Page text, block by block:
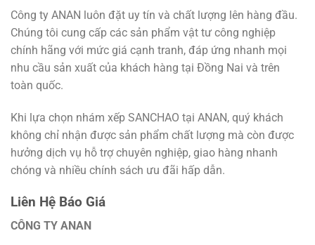
Công ty ANAN luôn đặt uy tín và chất lượng lên hàng đầu.
Chúng tôi cung cấp các sản phẩm vật tư công nghiệp
chính hãng với mức giá cạnh tranh, đáp ứng nhanh mọi
nhu cầu sản xuất của khách hàng tại Đồng Nai và trên
toàn quốc.
Khi lựa chọn nhám xếp SANCHAO tại ANAN, quý khách
không chỉ nhận được sản phẩm chất lượng mà còn được
hưởng dịch vụ hỗ trợ chuyên nghiệp, giao hàng nhanh
chóng và nhiều chính sách ưu đãi hấp dẫn.
Liên Hệ Báo Giá
CÔNG TY ANAN